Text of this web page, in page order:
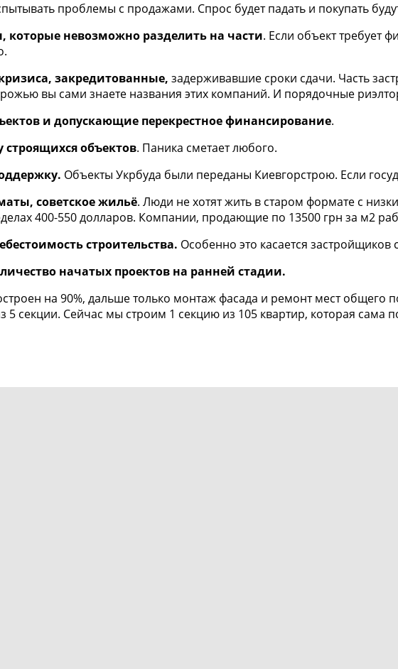
проблемы с продажами. Спрос будет падать и покупать
невозможно разделить на части. Если объект требует
закредитованные, задерживавшие сроки сдачи. Часть
вы сами знаете названия этих компаний. И порядочные
и допускающие перекрестное финансирование.
объектов. Паника сметает любого.
Объекты Укрбуда были переданы Киевгорстрою. Если
советское жильё. Люди не хотят жить в старом формате с
400-550 долларов. Компании, продающие по 13500 грн за м2
строительства. Особенно это касается
начатых проектов на ранней стадии.
на 90%, дальше только монтаж фасада и ремонт мест
5 секции. Сейчас мы строим 1 секцию из 105 квартир, которая сама